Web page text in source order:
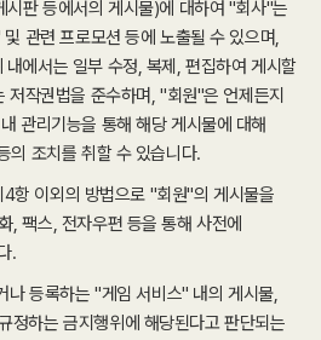
판 등에서의 게시물)에 대하여 "회사"는
관련 프로모션 등에 노출될 수 있으며,
에서는 일부 수정, 복제, 편집하여 게시할
작권법을 준수하며, "회원"은 언제든지
관리기능을 통해 해당 게시물에 대해
의 조치를 취할 수 있습니다.
항 이외의 방법으로 "회원"의 게시물을
, 팩스, 전자우편 등을 통해 사전에
.
등록하는 "게임 서비스" 내의 게시물,
정하는 금지행위에 해당된다고 판단되는